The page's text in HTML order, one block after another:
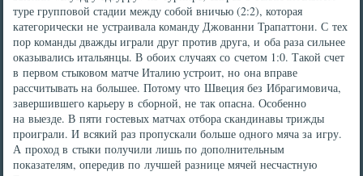
туре групповой стадии между собой вничью (2:2), которая
категорически не устраивала команду Джованни Трапаттони. С тех
пор команды дважды играли друг против друга, и оба раза сильнее
оказывались итальянцы. В обоих случаях со счетом 1:0. Такой счет
в первом стыковом матче Италию устроит, но она вправе
рассчитывать на большее. Потому что Швеция без Ибрагимовича,
завершившего карьеру в сборной, не так опасна. Особенно
на выезде. В пяти гостевых матчах отбора скандинавы трижды
проиграли. И всякий раз пропускали больше одного мяча за игру.
А проход в стыки получили лишь по дополнительным
показателям, опередив по лучшей разнице мячей несчастную